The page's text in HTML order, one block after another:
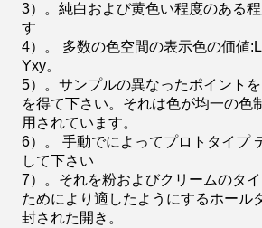
3）。純白および黄色い程度のある
す
4）。 多数の色空間の表示色の価値
Yxy。
5）。サンプルの異なったポイント
を得て下さい。それは色が均一の色
用されています。
6）。 手動でによってプロトタイプ
して下さい
7）。それを粉およびクリームのタ
ためにより適したようにするホール
封された開き。